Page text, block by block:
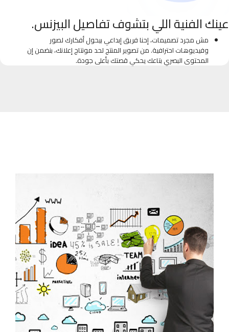
عينك الفنية اللي بتشوف تفاصيل البيزنس.
مش مجرد تصميمات، إحنا فريق إبداعي بيحول أفكارك لصور
وفيديوهات احترافية. من تصوير المنتج لحد مونتاج إعلانك، بنضمن إن
المحتوى البصري بتاعك يحكي قصتك بأعلى جودة.